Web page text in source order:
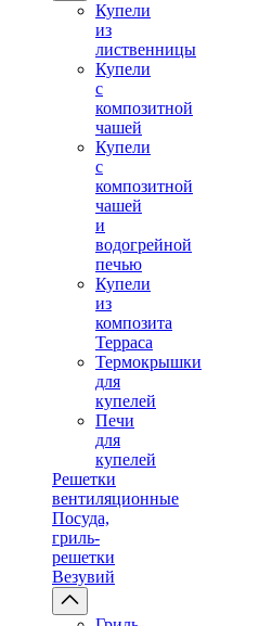
Купели
из
лиственницы
Купели
с
композитной
чашей
Купели
с
композитной
чашей
и
водогрейной
печью
Купели
из
композита
Терраса
Термокрышки
для
купелей
Печи
для
купелей
Решетки
вентиляционные
Посуда,
гриль-
решетки
Везувий